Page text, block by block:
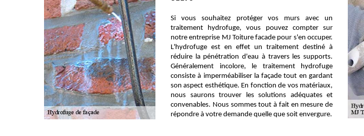
Si vous souhaitez protéger vos murs avec un
traitement hydrofuge, vous pouvez compter sur
notre entreprise MJ Toiture facade pour s'en occuper.
L'hydrofuge est en effet un traitement destiné à
réduire la pénétration d'eau à travers les supports.
Généralement incolore, le traitement hydrofuge
consiste à imperméabiliser la façade tout en gardant
son aspect esthétique. En fonction de vos matériaux,
nous saurons trouver les solutions adéquates et
convenables. Nous sommes tout à fait en mesure de
répondre à votre demande quelle que soit envergure.